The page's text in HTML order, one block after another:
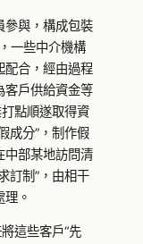
參與，構成包裝
一些中介機構
配合，經由過程
客戶供給資金等
點順遂取得資
成分”，制作假
中部某地訪問清
訂制”，由相干
。
這些客戶“先